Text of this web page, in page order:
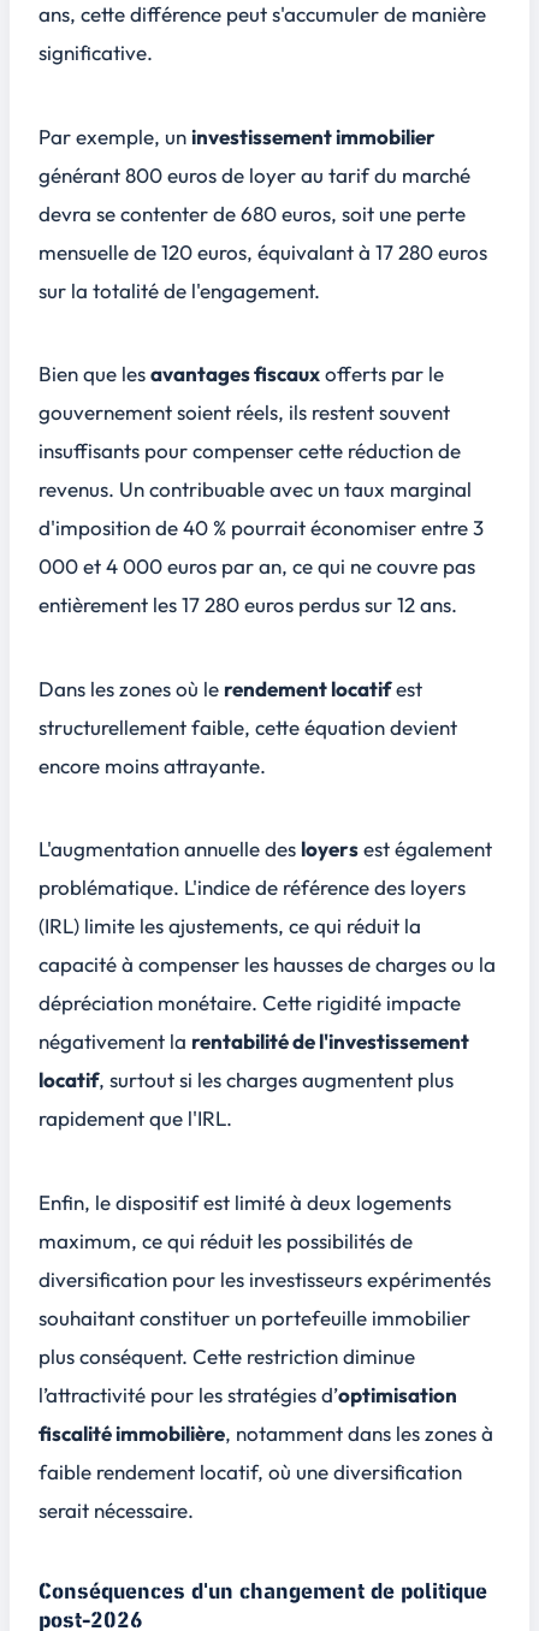
ans, cette différence peut s'accumuler de manière
significative.
Par exemple, uninvestissement immobilier
générant 800 euros de loyer au tarif du marché
devra se contenter de 680 euros, soit une perte
mensuelle de 120 euros, équivalant à 17 280 euros
sur la totalité de l'engagement.
Bien que lesavantages fiscauxofferts par le
gouvernement soient réels, ils restent souvent
insuffisants pour compenser cette réduction de
revenus. Un contribuable avec un taux marginal
d'imposition de 40 % pourrait économiser entre 3
000 et 4 000 euros par an, ce qui ne couvre pas
entièrement les 17 280 euros perdus sur 12 ans.
Dans les zones où le rendement locatifest
structurellement faible, cette équation devient
encore moins attrayante.
L'augmentation annuelle des loyersest également
problématique. L'indice de référence des loyers
(IRL) limite les ajustements, ce qui réduit la
capacité à compenser les hausses de charges ou la
dépréciation monétaire. Cette rigidité impacte
négativement la rentabilité de l'investissement
locatif, surtout si les charges augmentent plus
rapidement que l'IRL.
Enfin, le dispositif est limité à deux logements
maximum, ce qui réduit les possibilités de
diversification pour les investisseurs expérimentés
souhaitant constituer un portefeuille immobilier
plus conséquent. Cette restriction diminue
l’attractivité pour les stratégies d’optimisation
fiscalité immobilière, notamment dans les zones à
faible rendement locatif, où une diversification
serait nécessaire.
Conséquences d'un changement de politique
post-2026